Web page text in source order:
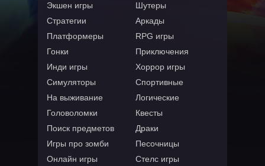
Экшен игры
Шутеры
Стратегии
Аркады
Платформеры
RPG игры
Гонки
Приключения
Инди игры
Хоррор игры
Симуляторы
Спортивные
На выживание
Логические
Головоломки
Квесты
Поиск предметов
Драки
Игры про зомби
Песочницы
Онлайн игры
Стелс игры